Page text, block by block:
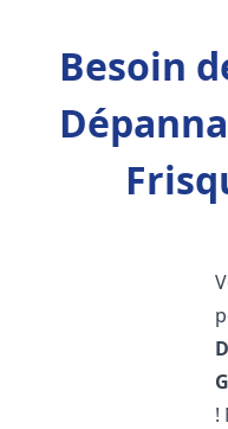
Besoin
!